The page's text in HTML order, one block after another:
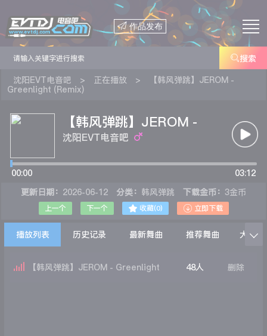
作品发布
搜索
沈阳EVT电音吧 > 正在播放 >
【韩风弹跳】JEROM -
Greenlight (Remix)
【韩风弹跳】JEROM -
Greenlight (Remix)
沈阳EVT电音吧
00:00
03:12
更新日期： 2026-06-12 分类： 韩风弹跳 下载金币： 3金币
上一个 下一个  收藏(0)  立即下载
播放列表 历史记录 最新舞曲 推荐舞曲 大家在

【韩风弹跳】JEROM - Greenlight 48人 删除